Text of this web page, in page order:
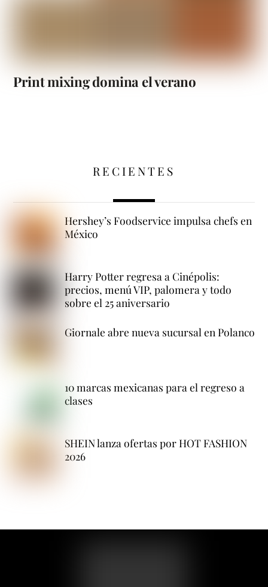
Print mixing domina el verano
RECIENTES
Hershey’s Foodservice impulsa chefs en
México
Harry Potter regresa a Cinépolis:
precios, menú VIP, palomera y todo
sobre el 25 aniversario
Giornale abre nueva sucursal en Polanco
10 marcas mexicanas para el regreso a
clases
SHEIN lanza ofertas por HOT FASHION
2026